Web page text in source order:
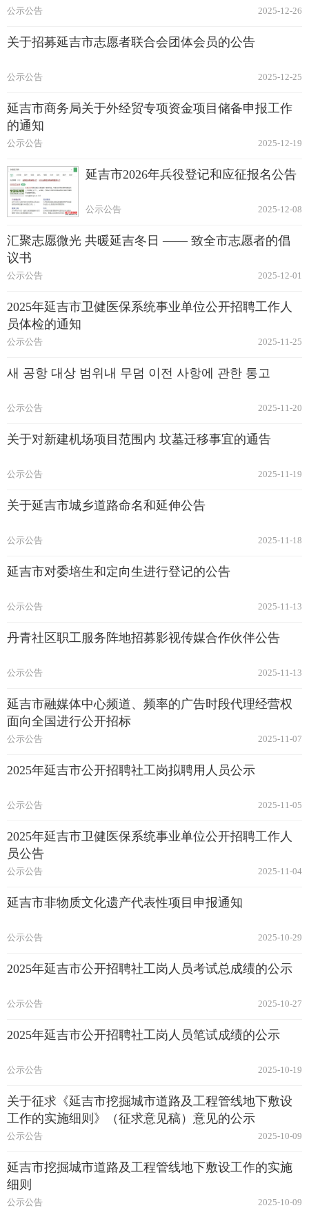
2025-12-26
公示公告
关于招募延吉市志愿者联合会团体会员的公告
2025-12-25
公示公告
延吉市商务局关于外经贸专项资金项目储备申报工作
的通知
2025-12-19
公示公告
延吉市2026年兵役登记和应征报名公告
2025-12-08
公示公告
汇聚志愿微光 共暖延吉冬日 —— 致全市志愿者的倡
议书
2025-12-01
公示公告
2025年延吉市卫健医保系统事业单位公开招聘工作人
员体检的通知
2025-11-25
公示公告
새 공항 대상 범위내 무덤 이전 사항에 관한 통고​
2025-11-20
公示公告
关于对新建机场项目范围内 坟墓迁移事宜的通告
2025-11-19
公示公告
关于延吉市城乡道路命名和延伸公告
2025-11-18
公示公告
延吉市对委培生和定向生进行登记的公告
2025-11-13
公示公告
丹青社区职工服务阵地招募影视传媒合作伙伴公告
2025-11-13
公示公告
延吉市融媒体中心频道、频率的广告时段代理经营权
面向全国进行公开招标
2025-11-07
公示公告
2025年延吉市公开招聘社工岗拟聘用人员公示
2025-11-05
公示公告
2025年延吉市卫健医保系统事业单位公开招聘工作人
员公告
2025-11-04
公示公告
延吉市非物质文化遗产代表性项目申报通知
2025-10-29
公示公告
2025年延吉市公开招聘社工岗人员考试总成绩的公示
2025-10-27
公示公告
2025年延吉市公开招聘社工岗人员笔试成绩的公示
2025-10-19
公示公告
关于征求《延吉市挖掘城市道路及工程管线地下敷设
工作的实施细则》（征求意见稿）意见的公示
2025-10-09
公示公告
延吉市挖掘城市道路及工程管线地下敷设工作的实施
细则
2025-10-09
公示公告